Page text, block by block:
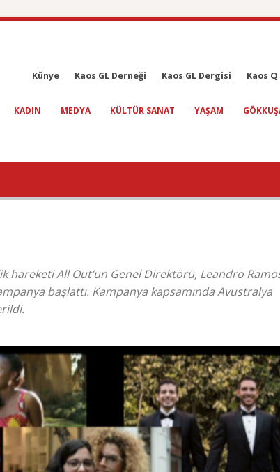
Künye Kaos GL Derneği Kaos GL Dergisi Kaos Q
KADIN MEDYA KÜLTÜR SANAT YAŞAM
hareketi All Out’un Genel Direktörü, Leandro
başlattı. Kampanya kapsamında Avustralya